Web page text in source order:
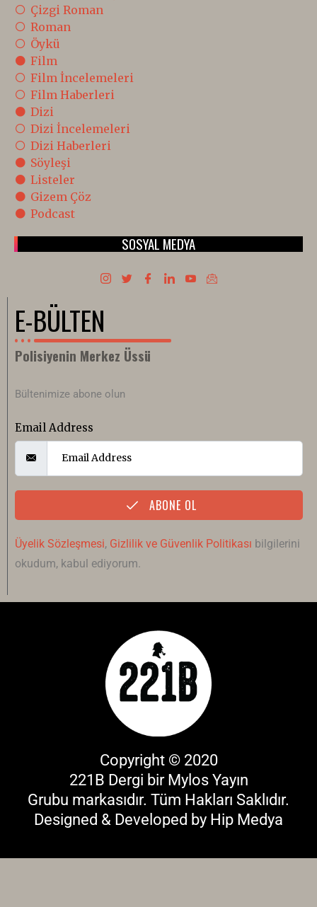
Çizgi Roman
Roman
Öykü
Film
Film İncelemeleri
Film Haberleri
Dizi
Dizi İncelemeleri
Dizi Haberleri
Söyleşi
Listeler
Gizem Çöz
Podcast
SOSYAL MEDYA
E-BÜLTEN
Polisiyenin Merkez Üssü
Bültenimize abone olun
Email Address
ABONE OL
Üyelik Sözleşmesi, Gizlilik ve Güvenlik Politikası bilgilerini
okudum, kabul ediyorum.
Copyright © 2020
221B Dergi bir Mylos Yayın
Grubu markasıdır. Tüm Hakları Saklıdır.
Designed & Developed by Hip Medya